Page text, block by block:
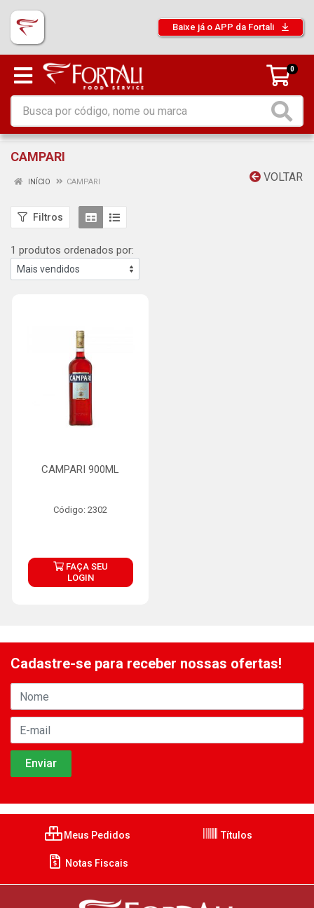
Baixe já o APP da Fortali
0
CAMPARI
VOLTAR
INÍCIO CAMPARI
Filtros
1 produtos ordenados por:
CAMPARI 900ML
Código: 2302
FAÇA SEU
LOGIN
Cadastre-se para receber nossas ofertas!
Meus Pedidos Títulos
Notas Fiscais